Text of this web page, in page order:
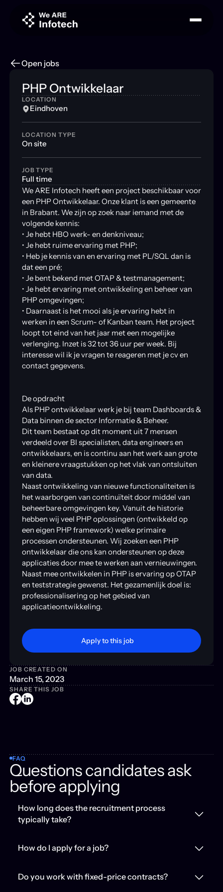
Open jobs
PHP Ontwikkelaar
LOCATION
Eindhoven
LOCATION TYPE
On site
JOB TYPE
Full time
We ARE Infotech heeft een project beschikbaar voor
een PHP Ontwikkelaar. Onze klant is een gemeente
in Brabant. We zijn op zoek naar iemand met de
volgende kennis:
• Je hebt HBO werk- en denkniveau;
• Je hebt ruime ervaring met PHP;
• Heb je kennis van en ervaring met PL/SQL dan is
dat een pré;
• Je bent bekend met OTAP & testmanagement;
• Je hebt ervaring met ontwikkeling en beheer van
PHP omgevingen;
• Daarnaast is het mooi als je ervaring hebt in
werken in een Scrum- of Kanban team. Het project
loopt tot eind van het jaar met een mogelijke
verlenging. Inzet is 32 tot 36 uur per week. Bij
interesse wil ik je vragen te reageren met je cv en
contact gegevens.
De opdracht
Als PHP ontwikkelaar werk je bij team Dashboards &
Data binnen de sector Informatie & Beheer.
Dit team bestaat op dit moment uit 7 mensen
verdeeld over BI specialisten, data engineers en
ontwikkelaars, en is continu aan het werk aan grote
en kleinere vraagstukken op het vlak van ontsluiten
van data.
Naast ontwikkeling van nieuwe functionaliteiten is
het waarborgen van continuïteit door middel van
beheerbare omgevingen key. Vanuit de historie
hebben wij veel PHP oplossingen (ontwikkeld op
een eigen PHP framework) welke primaire
processen ondersteunen. Wij zoeken een PHP
ontwikkelaar die ons kan ondersteunen op deze
applicaties door mee te werken aan vernieuwingen.
Naast mee ontwikkelen in PHP is ervaring op OTAP
en teststrategie gewenst. Het gezamenlijk doel is:
professionalisering op het gebied van
applicatieontwikkeling.
Apply to this job
Apply to this job
JOB CREATED ON
March 15, 2023
SHARE THIS JOB
FAQ
Questions candidates ask
before applying
How long does the recruitment process
typically take?
How do I apply for a job?
Do you work with fixed-price contracts?